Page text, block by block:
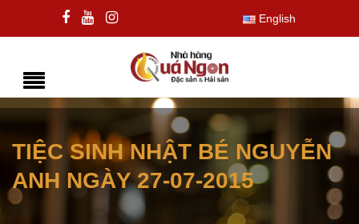
English
TIỆC SINH NHẬT BÉ NGUYỄN
ANH NGÀY 27-07-2015